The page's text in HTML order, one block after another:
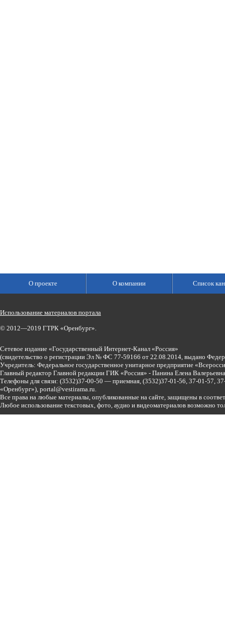
О проекте О компании Список
Использование материалов портала
© 2012—2019 ГТРК «Оренбург».
Сетевое издание «Государственный Интернет-Канал «Россия»
(свидетельство о регистрации Эл № ФС 77-59166 от 22.08.2014, выдано
Учредитель: Федеральное государственное унитарное предприятие
Главный редактор Главной редакции ГИК «Россия» - Панина Елена
Телефоны для связи: (3532)37-00-50 — приемная, (3532)37-01-56, 37-01-57,
«Оренбург»), portal@vestirama.ru.
Все права на любые материалы, опубликованные на сайте, защищены в
Любое использование текстовых, фото, аудио и видеоматериалов возможно